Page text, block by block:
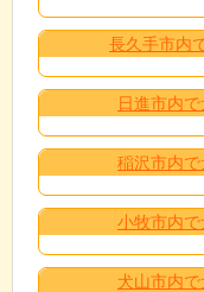
長久手市内
日進市内
稲沢市内
小牧市内
犬山市内